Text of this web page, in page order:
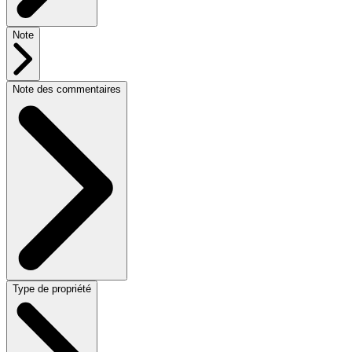
Note
Note des commentaires
Type de propriété